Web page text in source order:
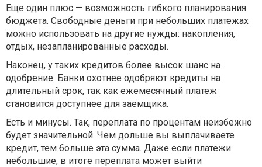
Еще один плюс — возможность гибкого планирования
бюджета. Свободные деньги при небольших платежах
можно использовать на другие нужды: накопления,
отдых, незапланированные расходы.
Наконец, у таких кредитов более высок шанс на
одобрение. Банки охотнее одобряют кредиты на
длительный срок, так как ежемесячный платеж
становится доступнее для заемщика.
Есть и минусы. Так, переплата по процентам неизбежно
будет значительной. Чем дольше вы выплачиваете
кредит, тем больше эта сумма. Даже если платежи
небольшие, в итоге переплата может выйти